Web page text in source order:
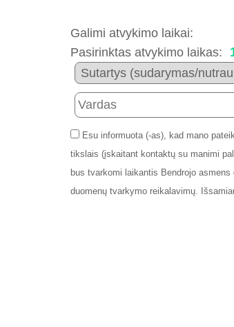
Galimi atvykimo laikai:
Pasirinktas atvykimo laikas:
Esu informuota (-as), kad mano
tikslais (įskaitant kontaktų su manimi
bus tvarkomi laikantis Bendrojo
duomenų tvarkymo reikalavimų.